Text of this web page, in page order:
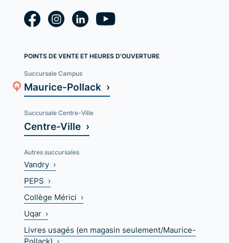
POINTS DE VENTE ET HEURES D'OUVERTURE
Succursale Campus
Maurice-Pollack ›
Succursale Centre-Ville
Centre-Ville ›
Autres succursales
Vandry ›
PEPS ›
Collège Mérici ›
Uqar ›
Livres usagés (en magasin seulement/Maurice-